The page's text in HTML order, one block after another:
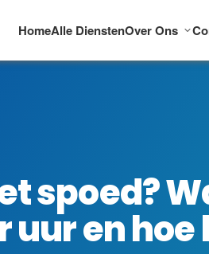
HomeAlle DienstenOver Ons
spoed?
en hoe